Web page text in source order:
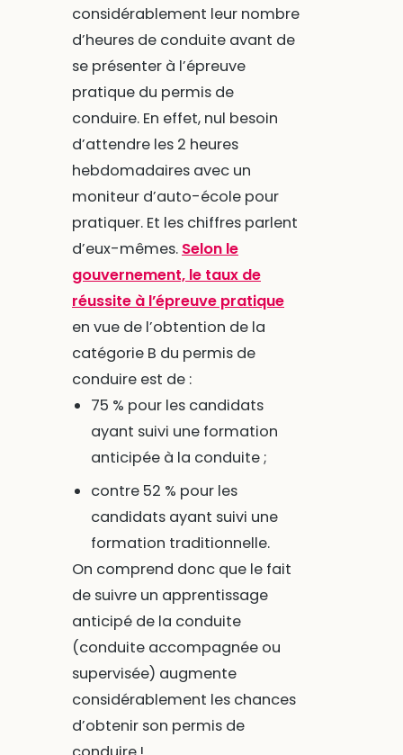
considérablement leur nombre
d’heures de conduite avant de
se présenter à l’épreuve
pratique du permis de
conduire. En effet, nul besoin
d’attendre les 2 heures
hebdomadaires avec un
moniteur d’auto-école pour
pratiquer. Et les chiffres parlent
d’eux-mêmes. Selon le
gouvernement, le taux de
réussite à l’épreuve pratique
en vue de l’obtention de la
catégorie B du permis de
conduire est de :
75 % pour les candidats
ayant suivi une formation
anticipée à la conduite ;
contre 52 % pour les
candidats ayant suivi une
formation traditionnelle.
On comprend donc que le fait
de suivre un apprentissage
anticipé de la conduite
(conduite accompagnée ou
supervisée) augmente
considérablement les chances
d’obtenir son permis de